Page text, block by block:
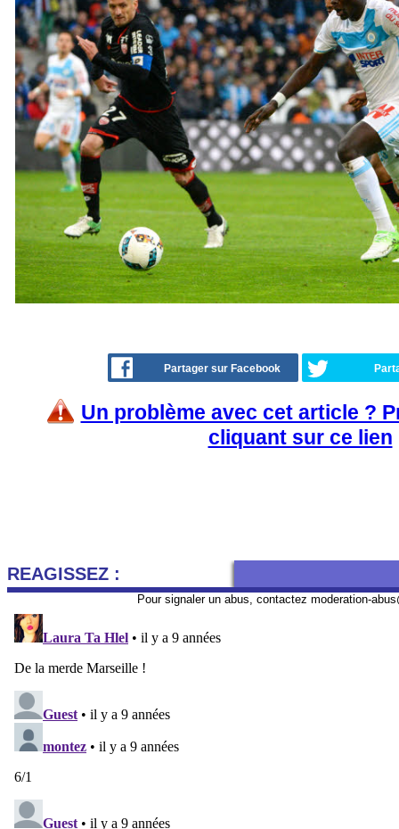
Partager sur Facebook
Un problème avec cet article ?
cliquant sur ce lien
REAGISSEZ :
Pour signaler un abus, contactez moderation-